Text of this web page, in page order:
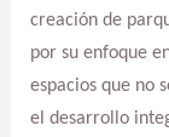
creación de
por su enfoque
espacios que no
el desarrollo